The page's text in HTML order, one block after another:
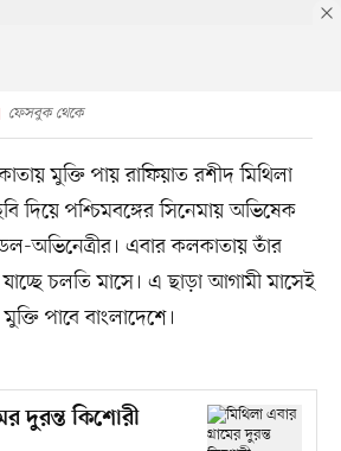
ফেসবুক থেকে
মুক্তি পায় রাফিয়াত রশীদ মিথিলা
দিয়ে পশ্চিমবঙ্গের সিনেমায় অভিষেক
অভিনেত্রীর। এবার কলকাতায় তাঁর
যাচ্ছে চলতি মাসে। এ ছাড়া আগামী মাসেই
পাবে বাংলাদেশে।
দুরন্ত কিশোরী